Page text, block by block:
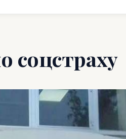
соцстраху